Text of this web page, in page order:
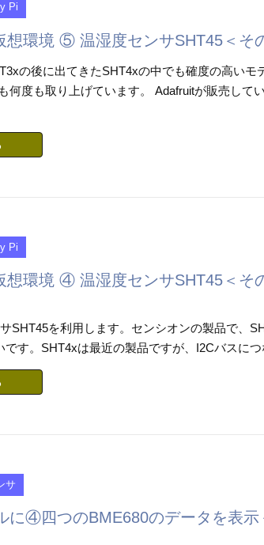
Pi
想環境 ⑤ 温湿度センサSHT45＜そ
の後に出てきたSHT4xの中でも確度の高いモ
何度も取り上げています。 Adafruitが販売して
Pi
想環境 ④ 温湿度センサSHT45＜そ
SHT45を利用します。センシオンの製品で、
です。SHT4xは最近の製品ですが、I2Cバスに
サ
に④四つのBME680のデータを表示